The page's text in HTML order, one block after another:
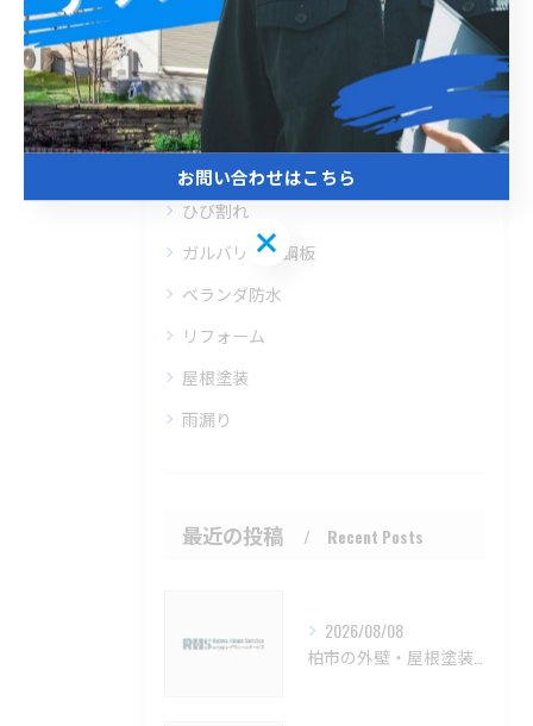
カテゴリー Categories
全てのカテゴリー
ひび割れ
ガルバリウム鋼板
ベランダ防水
リフォーム
屋根塗装
雨漏り
最近の投稿 Recent Posts
2026/08/08
お問い合わせはこちら
お問い合わせはこちら